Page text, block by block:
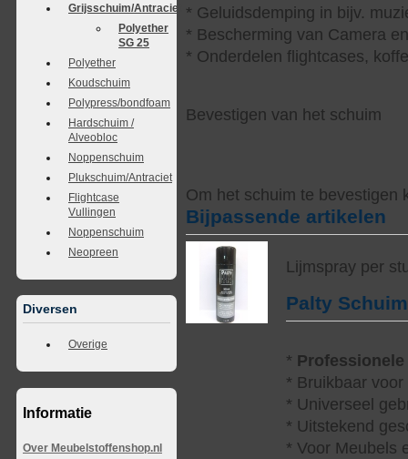
Grijsschuim/Antraciet
Polyether
SG 25
Polyether
Koudschuim
Polypress/bondfoam
Hardschuim /
Alveobloc
Noppenschuim
Plukschuim/Antraciet
Flightcase
Vullingen
Noppenschuim
Neopreen
Diversen
Overige
Informatie
Over Meubelstoffenshop.nl
* Geluidsdemping in bijv.
* Bescherming van Camera
* Onderdelen flightcases,
Bevestigen van het schuim
Om het schuim te bevestigen
Bijpassende artikelen
Lijmspray per
Palty
* Professionele
* Bruikbaar
* Universeel
* Uitstekend
* Voor Meubels